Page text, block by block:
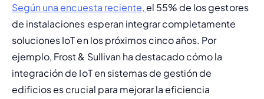
Según una encuesta reciente, el 55% de los gestores
de instalaciones esperan integrar completamente
soluciones IoT en los próximos cinco años. Por
ejemplo, Frost & Sullivan ha destacado cómo la
integración de IoT en sistemas de gestión de
edificios es crucial para mejorar la eficiencia